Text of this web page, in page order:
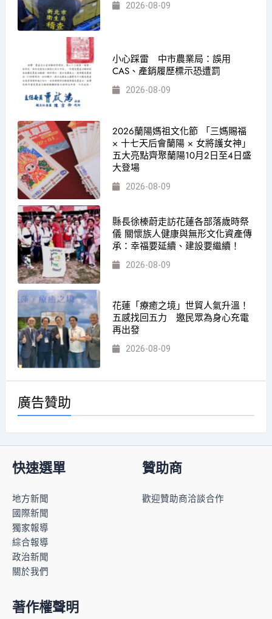
2026-08-09
小心踩雷 中市農業局：誤用
CAS、產銷履歷標示恐遭罰
2026-08-09
2026蘭陽媽祖文化節 「三媽賜福
× 十七天后會蘭陽 × 女將護女神」
五大亮點齊聚蘭陽10月2日至4日盛
大登場
2026-08-09
縣長徐榛蔚走訪花蓮各部落歲時祭
儀 關懷族人健康與無形文化資產傳
承：幸福要延續、建設要繼續！
2026-08-09
花蓮「療癒之境」世貿人氣升溫！
五感找回五力 邀民眾為身心充電
再出發
2026-08-09
廣告贊助
快速選單
地方新聞
國際新聞
獨家報導
綜合報導
政治新聞
關於我們
贊助商
歡迎贊助商洽談合作
著作權聲明